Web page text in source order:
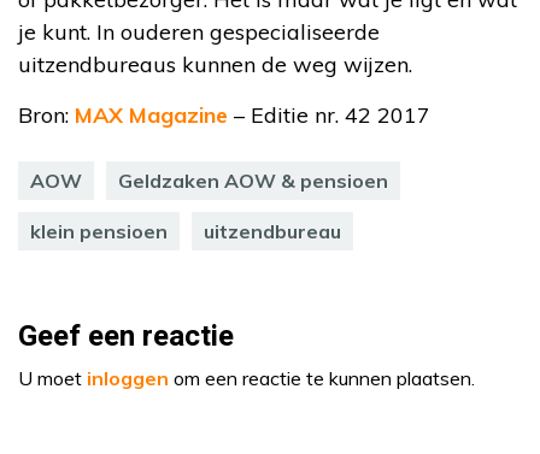
je kunt. In ouderen gespecialiseerde
uitzendbureaus kunnen de weg wijzen.
Bron: MAX Magazine – Editie nr. 42 2017
AOW Geldzaken AOW & pensioen
klein pensioen uitzendbureau
Geef een reactie
U moet inloggen om een reactie te kunnen plaatsen.